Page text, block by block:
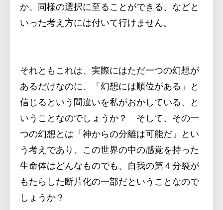
か、同様の選択に至ることができる、などと
いった考え方には付いて行けません。
それともこれは、実際にはただ一つの幻想が
あるだけなのに、「幻想には順位がある」と
信じるという間違いを私がおかしている、と
いうことなのでしょうか？ そして、その一
つの幻想とは「神からの分離は可能だ」とい
う考えであり、この世界の中の感覚を持った
生命体はどんなものでも、自我の第４分裂が
もたらした断片化の一部だということなので
しょうか？